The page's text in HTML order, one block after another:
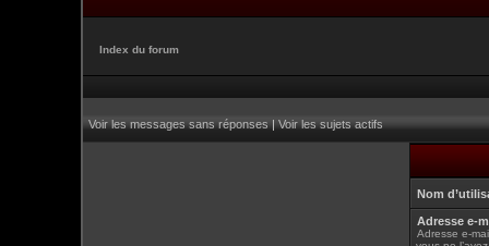
Index du forum
Voir les messages sans réponses|Voir les sujets actifs
Nom
Adresse e-
Adresse e-